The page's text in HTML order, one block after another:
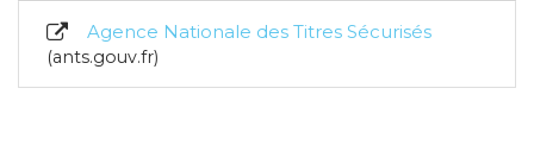
Agence Nationale des Titres Sécurisés
ants.gouv.fr